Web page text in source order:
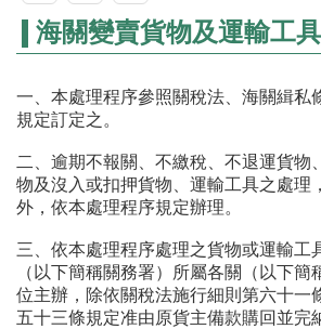
海關變賣貨物及運輸工
一、本處理程序參照關稅法、海關緝私
規定訂定之。
二、逾期不報關、不繳稅、不退運貨物
物及沒入或扣押貨物、運輸工具之處理
外，依本處理程序規定辦理。
三、依本處理程序處理之貨物或運輸工
（以下簡稱關務署）所屬各關（以下簡
位主辦，除依關稅法施行細則第六十一
五十三條規定准由原貨主備款購回並完